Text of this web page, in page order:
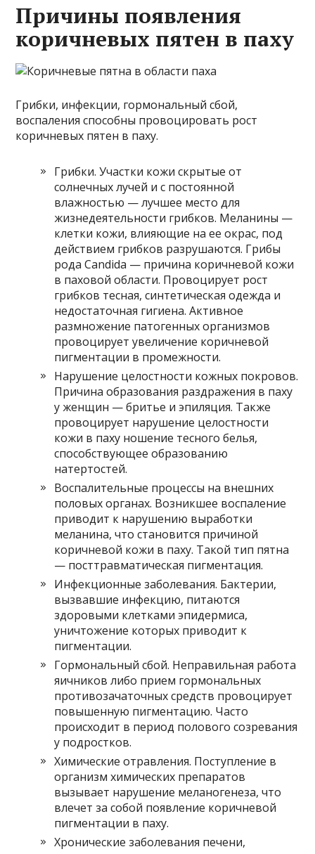
Причины появления
коричневых пятен в паху
Грибки, инфекции, гормональный сбой,
воспаления способны провоцировать рост
коричневых пятен в паху.
Грибки. Участки кожи скрытые от
солнечных лучей и с постоянной
влажностью — лучшее место для
жизнедеятельности грибков. Меланины —
клетки кожи, влияющие на ее окрас, под
действием грибков разрушаются. Грибы
рода Candida — причина коричневой кожи
в паховой области. Провоцирует рост
грибков тесная, синтетическая одежда и
недостаточная гигиена. Активное
размножение патогенных организмов
провоцирует увеличение коричневой
пигментации в промежности.
Нарушение целостности кожных покровов.
Причина образования раздражения в паху
у женщин — бритье и эпиляция. Также
провоцирует нарушение целостности
кожи в паху ношение тесного белья,
способствующее образованию
натертостей.
Воспалительные процессы на внешних
половых органах. Возникшее воспаление
приводит к нарушению выработки
меланина, что становится причиной
коричневой кожи в паху. Такой тип пятна
— посттравматическая пигментация.
Инфекционные заболевания. Бактерии,
вызвавшие инфекцию, питаются
здоровыми клетками эпидермиса,
уничтожение которых приводит к
пигментации.
Гормональный сбой. Неправильная работа
яичников либо прием гормональных
противозачаточных средств провоцирует
повышенную пигментацию. Часто
происходит в период полового созревания
у подростков.
Химические отравления. Поступление в
организм химических препаратов
вызывает нарушение меланогенеза, что
влечет за собой появление коричневой
пигментации в паху.
Хронические заболевания печени,